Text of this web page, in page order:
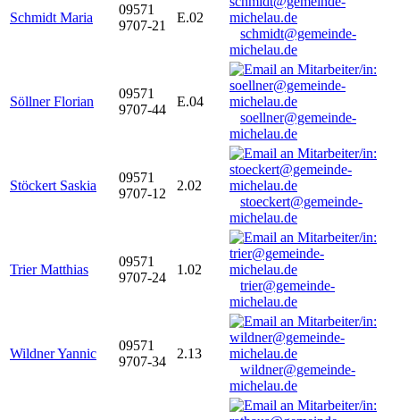
Schmidt Maria
09571
9707-21
E.02
schmidt@gemeinde-
michelau.de
Söllner Florian
09571
9707-44
E.04
soellner@gemeinde-
michelau.de
Stöckert Saskia
09571
9707-12
2.02
stoeckert@gemeinde-
michelau.de
Trier Matthias
09571
9707-24
1.02
trier@gemeinde-
michelau.de
Wildner Yannic
09571
9707-34
2.13
wildner@gemeinde-
michelau.de